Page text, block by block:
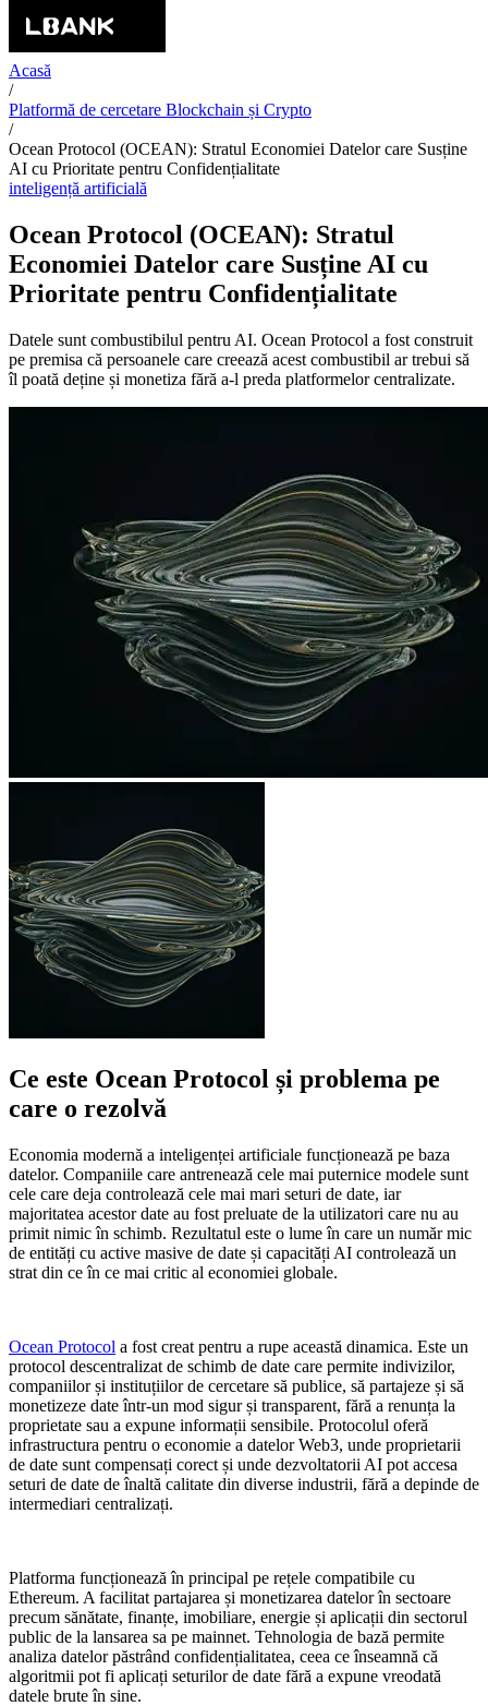
Acasă
/
Platformă de cercetare Blockchain și Crypto
/
Ocean Protocol (OCEAN): Stratul Economiei Datelor care Susține
AI cu Prioritate pentru Confidențialitate
inteligență artificială
Ocean Protocol (OCEAN): Stratul
Economiei Datelor care Susține AI cu
Prioritate pentru Confidențialitate
Datele sunt combustibilul pentru AI. Ocean Protocol a fost construit
pe premisa că persoanele care creează acest combustibil ar trebui să
îl poată deține și monetiza fără a-l preda platformelor centralizate.
Ce este Ocean Protocol și problema pe
care o rezolvă
Economia modernă a inteligenței artificiale funcționează pe baza
datelor. Companiile care antrenează cele mai puternice modele sunt
cele care deja controlează cele mai mari seturi de date, iar
majoritatea acestor date au fost preluate de la utilizatori care nu au
primit nimic în schimb. Rezultatul este o lume în care un număr mic
de entități cu active masive de date și capacități AI controlează un
strat din ce în ce mai critic al economiei globale.
Ocean Protocol a fost creat pentru a rupe această dinamica. Este un
protocol descentralizat de schimb de date care permite indivizilor,
companiilor și instituțiilor de cercetare să publice, să partajeze și să
monetizeze date într-un mod sigur și transparent, fără a renunța la
proprietate sau a expune informații sensibile. Protocolul oferă
infrastructura pentru o economie a datelor Web3, unde proprietarii
de date sunt compensați corect și unde dezvoltatorii AI pot accesa
seturi de date de înaltă calitate din diverse industrii, fără a depinde de
intermediari centralizați.
Platforma funcționează în principal pe rețele compatibile cu
Ethereum. A facilitat partajarea și monetizarea datelor în sectoare
precum sănătate, finanțe, imobiliare, energie și aplicații din sectorul
public de la lansarea sa pe mainnet. Tehnologia de bază permite
analiza datelor păstrând confidențialitatea, ceea ce înseamnă că
algoritmii pot fi aplicați seturilor de date fără a expune vreodată
datele brute în sine.